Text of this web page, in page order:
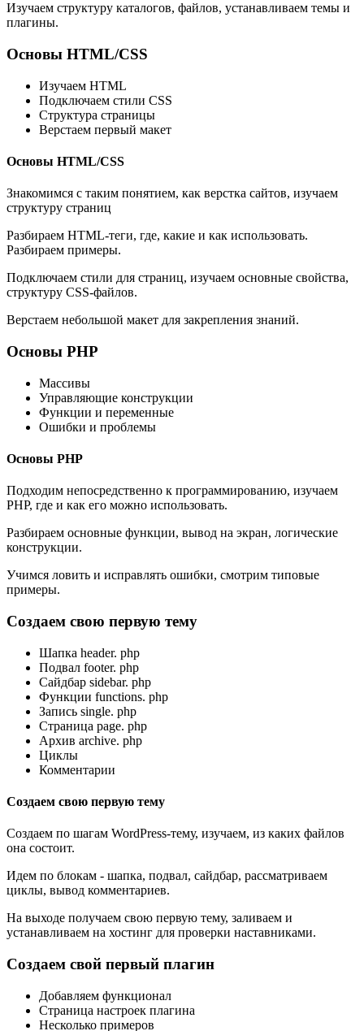
Изучаем структуру каталогов, файлов, устанавливаем темы и
плагины.
Основы HTML/CSS
Изучаем HTML
Подключаем стили CSS
Структура страницы
Верстаем первый макет
Основы HTML/CSS
Знакомимся с таким понятием, как верстка сайтов, изучаем
структуру страниц
Разбираем HTML-теги, где, какие и как использовать.
Разбираем примеры.
Подключаем стили для страниц, изучаем основные свойства,
структуру CSS-файлов.
Верстаем небольшой макет для закрепления знаний.
Основы PHP
Массивы
Управляющие конструкции
Функции и переменные
Ошибки и проблемы
Основы PHP
Подходим непосредственно к программированию, изучаем
PHP, где и как его можно использовать.
Разбираем основные функции, вывод на экран, логические
конструкции.
Учимся ловить и исправлять ошибки, смотрим типовые
примеры.
Создаем свою первую тему
Шапка header. php
Подвал footer. php
Сайдбар sidebar. php
Функции functions. php
Запись single. php
Страница page. php
Архив archive. php
Циклы
Комментарии
Создаем свою первую тему
Создаем по шагам WordPress-тему, изучаем, из каких файлов
она состоит.
Идем по блокам - шапка, подвал, сайдбар, рассматриваем
циклы, вывод комментариев.
На выходе получаем свою первую тему, заливаем и
устанавливаем на хостинг для проверки наставниками.
Создаем свой первый плагин
Добавляем функционал
Страница настроек плагина
Несколько примеров